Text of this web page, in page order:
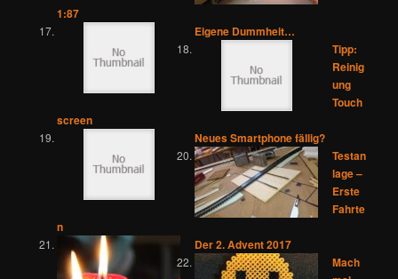
1:87
Eigene Dummheit…
Tipp:
Reinig
ung
Touch
screen
Neues Smartphone fällig?
Testan
lage –
Erste
Fahrte
n
Der 2. Advent 2017
Mach